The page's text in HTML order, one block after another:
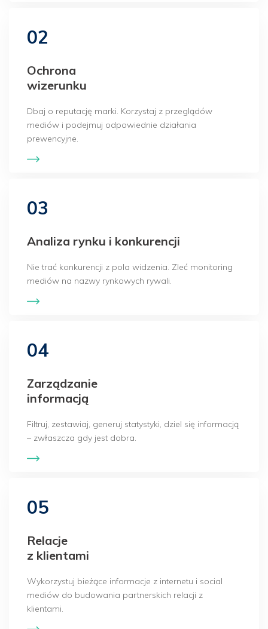
02
Ochrona
wizerunku
Dbaj o reputację marki. Korzystaj z przeglądów
mediów i podejmuj odpowiednie działania
prewencyjne.
03
Analiza rynku i konkurencji
Nie trać konkurencji z pola widzenia. Zleć monitoring
mediów na nazwy rynkowych rywali.
04
Zarządzanie
informacją
Filtruj, zestawiaj, generuj statystyki, dziel się informacją
– zwłaszcza gdy jest dobra.
05
Relacje
z klientami
Wykorzystuj bieżące informacje z internetu i social
mediów do budowania partnerskich relacji z
klientami.